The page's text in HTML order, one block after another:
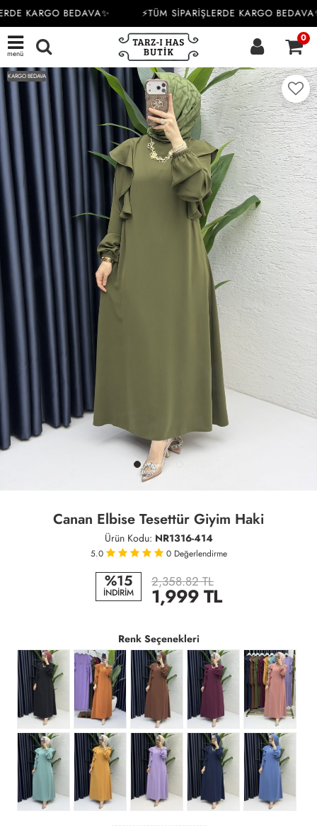
KARGO BEDAVA✨ ⚡TÜM SİPARİŞLERDE KARGO BEDAVA✨
menü
0
KARGO BEDAVA
Canan Elbise Tesettür Giyim Haki
Ürün Kodu: NR1316-414
5.0 0 Değerlendirme
%15
İNDİRİM
2,358.82 TL
1,999TL
Renk Seçenekleri